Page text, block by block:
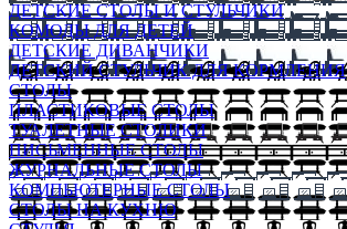
ДЕТСКИЕ СТОЛЫ И СТУЛЬЧИКИ
КОМОДЫ ДЛЯ ДЕТЕЙ
ДЕТСКИЕ ДИВАНЧИКИ
ДЕТСКИЙ СТУЛЬЧИК ДЛЯ КОРМЛЕНИЯ
СТОЛЫ
ПЛАСТИКОВЫЕ СТОЛЫ
ТУАЛЕТНЫЕ СТОЛИКИ
ПИСЬМЕННЫЕ СТОЛЫ
ЖУРНАЛЬНЫЕ СТОЛЫ
КОМПЬЮТЕРНЫЕ СТОЛЫ
СТОЛЫ НА КУХНЮ